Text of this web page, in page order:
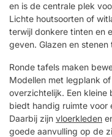
en is de centrale plek
Lichte houtsoorten of
terwijl donkere tinten en
geven. Glazen en
Ronde tafels maken
Modellen met legplank
overzichtelijk. Een
biedt handig ruimte voor
Daarbij zijn vloerkleden
goede aanvulling op de